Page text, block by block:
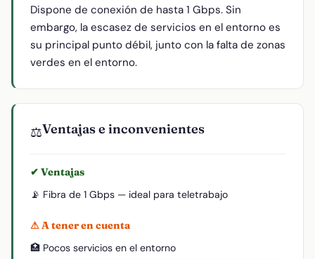
Dispone de conexión de hasta 1 Gbps. Sin
embargo, la escasez de servicios en el entorno es
su principal punto débil, junto con la falta de zonas
verdes en el entorno.
⚖️Ventajas e inconvenientes
✔ Ventajas
📡 Fibra de 1 Gbps — ideal para teletrabajo
⚠ A tener en cuenta
🏥 Pocos servicios en el entorno